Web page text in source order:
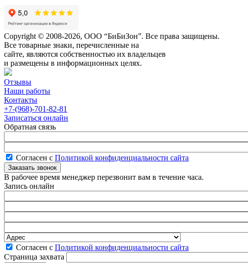
Copyright © 2008-2026, ООО “БиБиЗон”. Все права защищены.
Все товарные знаки, перечисленные на
сайте, являются собственностью их владельцев
и размещены в информационных целях.
Отзывы
Наши работы
Контакты
+7-(968)-701-82-81
Записаться онлайн
Обратная связь
Согласен с Политикой конфиденциальности сайта
В рабочее время менеджер перезвонит вам в течение часа.
Запись онлайн
Согласен с Политикой конфиденциальности сайта
Страница захвата